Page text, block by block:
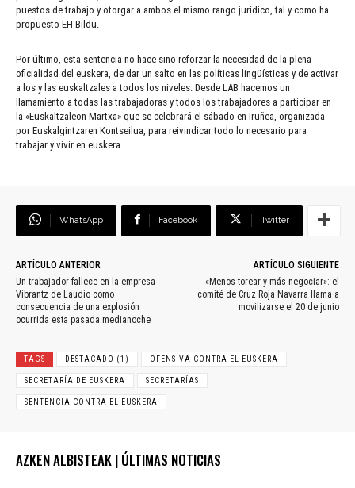
puestos de trabajo y otorgar a ambos el mismo rango jurídico, tal y como ha
propuesto EH Bildu.
Por último, esta sentencia no hace sino reforzar la necesidad de la plena
oficialidad del euskera, de dar un salto en las políticas lingüísticas y de activar
a los y las euskaltzales a todos los niveles. Desde LAB hacemos un
llamamiento a todas las trabajadoras y todos los trabajadores a participar en
la «Euskaltzaleon Martxa» que se celebrará el sábado en Iruñea, organizada
por Euskalgintzaren Kontseilua, para reivindicar todo lo necesario para
trabajar y vivir en euskera.
WhatsApp Facebook Twitter
ARTÍCULO ANTERIOR
Un trabajador fallece en la empresa
Vibrantz de Laudio como
consecuencia de una explosión
ocurrida esta pasada medianoche
ARTÍCULO SIGUIENTE
«Menos torear y más negociar»: el
comité de Cruz Roja Navarra llama a
movilizarse el 20 de junio
TAGS DESTACADO (1) OFENSIVA CONTRA EL EUSKERA
SECRETARÍA DE EUSKERA SECRETARÍAS
SENTENCIA CONTRA EL EUSKERA
AZKEN ALBISTEAK | ÚLTIMAS NOTICIAS